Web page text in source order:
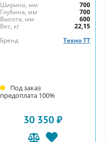
Ширина, мм
700
Глубина, мм
700
Высота, мм
600
Вес, кг
22,15
Бренд
Техно ТТ
Под заказ
предоплата 100%
30 350 ₽